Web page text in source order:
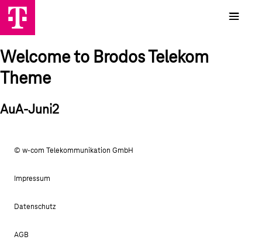
Welcome to Brodos Telekom
Theme
AuA-Juni2
© w-com Telekommunikation GmbH
Impressum
Datenschutz
AGB